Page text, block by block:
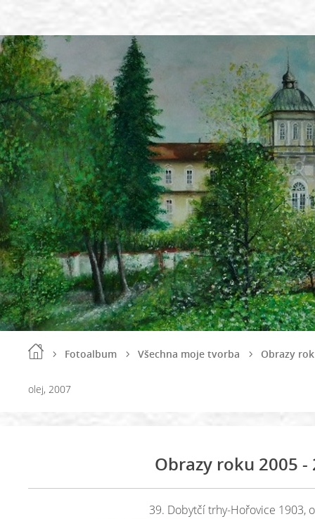
Fotoalbum Všechna moje tvorba Obrazy
olej, 2007
Obrazy roku 2005 -
39. Dobytčí trhy-Hořovice 1903,